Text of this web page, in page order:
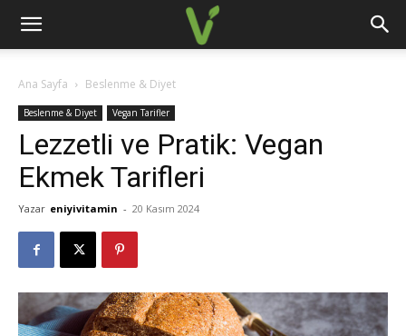
Ana Sayfa Beslenme & Diyet
Beslenme & Diyet Vegan Tarifler
Lezzetli ve Pratik: Vegan
Ekmek Tarifleri
Yazar eniyivitamin - 20 Kasım 2024